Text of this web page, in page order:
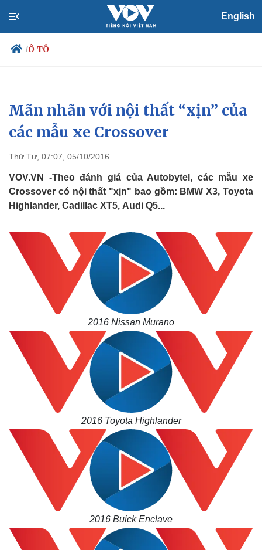
English
/Ô TÔ
Chính trị
Đảng
Tổ chức nhân sự
Nhận diện sự thật
Xã hội
Dự báo thời tiết
Việc làm
Biển đảo
Mãn nhãn với nội thất “xịn” của
các mẫu xe Crossover
Thứ Tư, 07:07, 05/10/2016
VOV.VN -Theo đánh giá của Autobytel, các mẫu xe
Crossover có nội thất "xịn" bao gồm: BMW X3, Toyota
Highlander, Cadillac XT5, Audi Q5...
2016 Nissan Murano
2016 Toyota Highlander
2016 Buick Enclave